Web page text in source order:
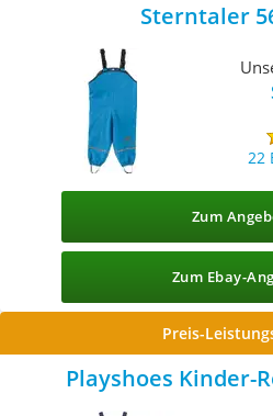
Sterntaler
22
Zum
Zum Ebay-
Preis-
Playshoes Kinder-